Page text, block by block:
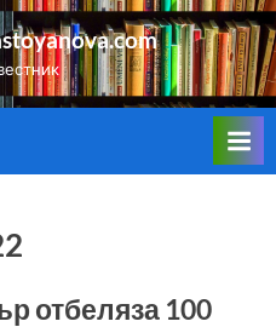
отбеляза 100